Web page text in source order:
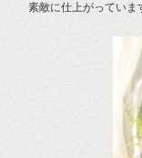
素敵に仕上がっていま